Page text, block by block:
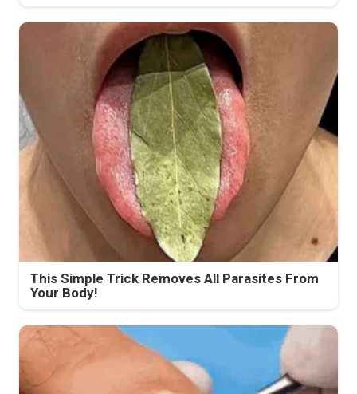
This Simple Trick Removes All Parasites From
Your Body!